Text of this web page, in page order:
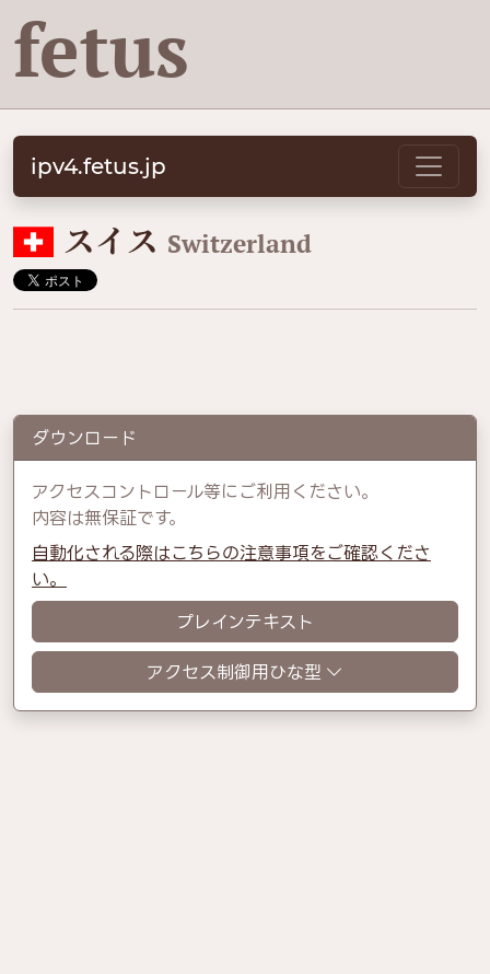
fetus
ipv4.fetus.jp
🇨🇭 スイス Switzerland
ダウンロード
アクセスコントロール等にご利用ください。
内容は無保証です。
自動化される際はこちらの注意事項をご確認くださ
い。
プレインテキスト
アクセス制御用ひな型